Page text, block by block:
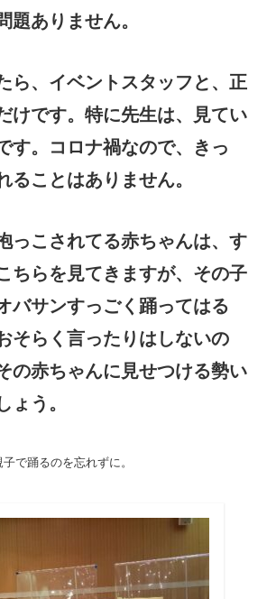
題ありません。
ら、イベントスタッフと、正
けです。特に先生は、見てい
す。コロナ禍なので、きっ
ることはありません。
っこされてる赤ちゃんは、す
ちらを見てきますが、その子
バサンすっごく踊ってはる
そらく言ったりはしないの
の赤ちゃんに見せつける勢い
ょう。
で踊るのを忘れずに。